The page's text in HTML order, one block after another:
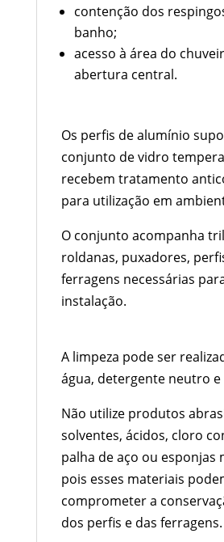
contenção dos
banho;
acesso à área do
abertura central.
Os perfis de alumínio
conjunto de vidro
recebem tratamento
para utilização em
O conjunto acompanha
roldanas, puxadores,
ferragens necessárias
instalação.
A limpeza pode ser
água, detergente neutro
Não utilize produtos
solventes, ácidos, cloro
palha de aço ou esponjas
pois esses materiais
comprometer a
dos perfis e das ferragens.